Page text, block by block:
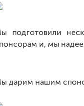
подготовили
и, мы
дарим нашим